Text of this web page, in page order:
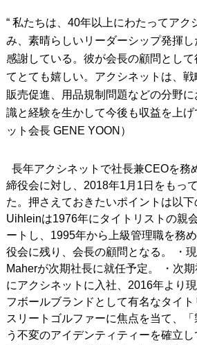
“ 私たちは、40年以上にわたってアク
み、素晴らしいリーダーシップ発揮
感謝している。彼が会長の顧問とし
てとても嬉しい。アクシネットは、戦
販売促進、用品規制問題などの分野
識と経験を生かして今後も収益を上げ
ット会長 GENE YOON）
長年アクシネットで社長兼CEOを務
締役会に対し、2018年1月1日をもっ
た。押さえておきたいポイントは以
Uihleinは1976年にタイトリストの親
ートし、1995年から上級管理職を務
役会に残り、会長の顧問となる。 ・
Maherが次期社長に就任予定。 ・次
にアクシネットに入社、2016年より
フボールブランドとして有名なタイ
スリートゴルファーに焦点を当て、
う不変のアイデンティティーを確立
WEDGES ウェッジ
PUTTERS パター
OTHER その他
Editor’s Picks 編集部のおすすめ
Our Mission 私たちの使命
ABOUT US MyGolfSpyJapanとは？